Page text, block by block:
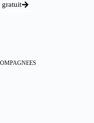
gratuit